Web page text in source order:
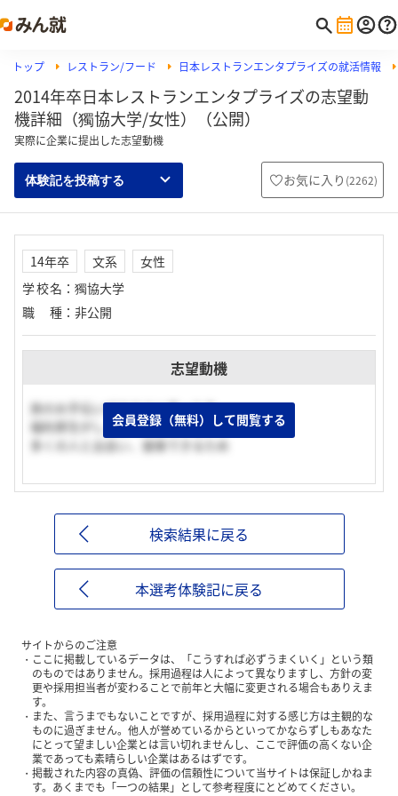
トップ レストラン/フード 日本レストランエンタプライズの就活情報
2014年卒日本レストランエンタプライズの志望動
機詳細（獨協大学/女性）（公開）
実際に企業に提出した志望動機
体験記を投稿する お気に入り (2262)
14年卒 文系
女性
学校名 ： 獨協大学
職種 ： 非公開
志望動機
旅のお手伝いができると思った為
福利厚生がしっかりとしている
多くの人と出会い、接客できるため
会員登録（無料）して閲覧する
検索結果に戻る
本選考体験記に戻る
サイトからのご注意
ここに掲載しているデータは、「こうすれば必ずうまくいく」という類
のものではありません。採用過程は人によって異なりますし、方針の変
更や採用担当者が変わることで前年と大幅に変更される場合もありえま
す。
また、言うまでもないことですが、採用過程に対する感じ方は主観的な
ものに過ぎません。他人が誉めているからといってかならずしもあなた
にとって望ましい企業とは言い切れませんし、ここで評価の高くない企
業であっても素晴らしい企業はあるはずです。
掲載された内容の真偽、評価の信頼性について当サイトは保証しかねま
す。あくまでも「一つの結果」として参考程度にとどめてください。